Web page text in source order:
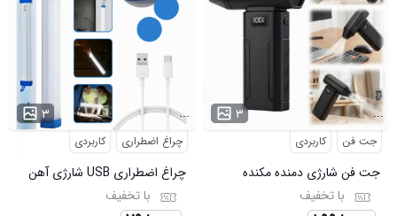
۳ ...
چراغ اضطراری کاربردی
چراغ اضطراری USB شارژی آهن
ربا دار با تخفیف
۳ ...
جت فن کاربردی
جت فن شارژی دمنده مکنده
ویولنت مدل X9
با تخفیف